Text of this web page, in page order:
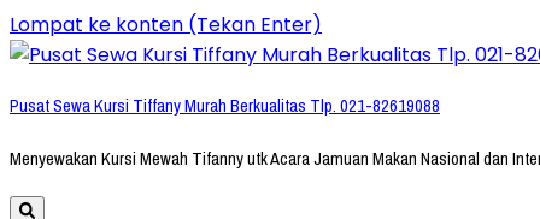
Lompat ke konten (Tekan Enter)
Pusat Sewa Kursi Tiffany Murah Berkualitas Tlp. 021-82619088
Menyewakan Kursi Mewah Tifanny utk Acara Jamuan Makan Nasional dan